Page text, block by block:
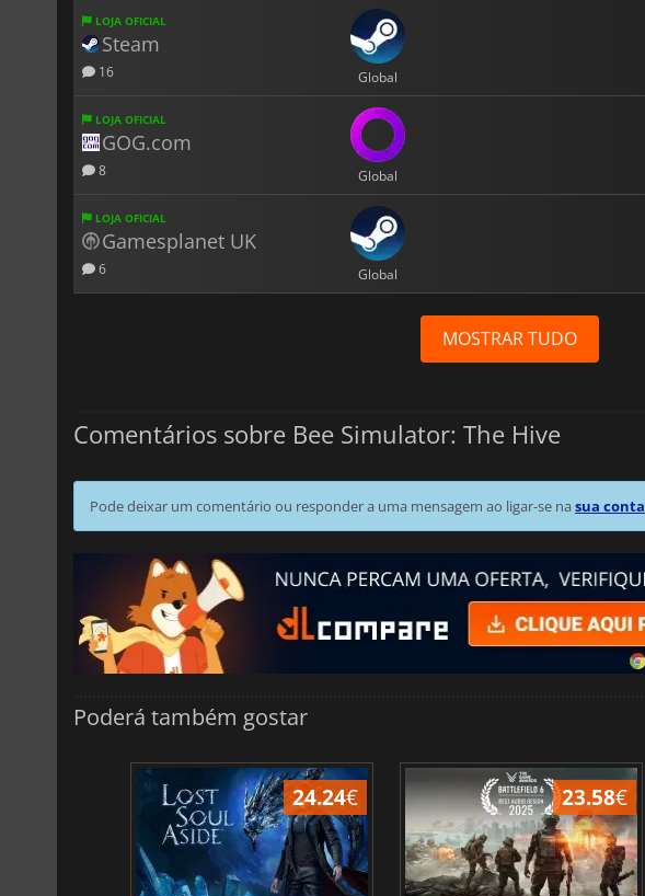
LOJA OFICIAL
Steam
16 Global
LOJA OFICIAL
GOG.com
8 Global
LOJA OFICIAL
Gamesplanet UK
6 Global
MOSTRAR TUDO
Comentários sobre Bee Simulator: The Hive
Pode deixar um comentário ou responder a uma mensagem ao ligar-se nasua conta
Poderá também gostar
24.24€ 23.58€